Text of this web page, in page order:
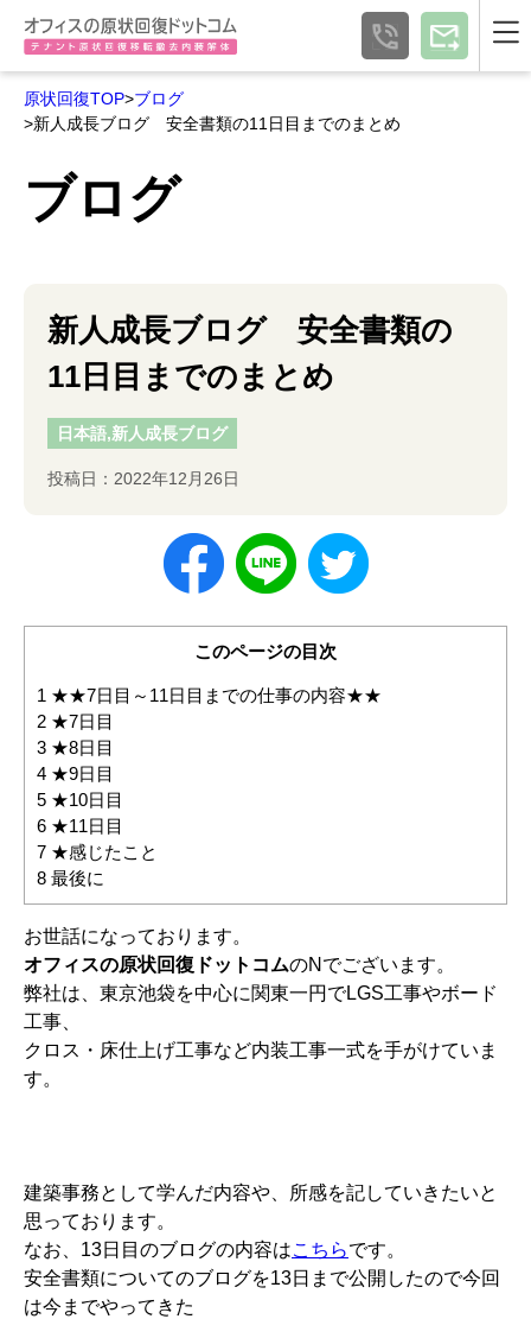
原状回復TOP>ブログ
>新人成長ブログ 安全書類の11日目までのまとめ
ブログ
新人成長ブログ 安全書類の
11日目までのまとめ
日本語,新人成長ブログ
投稿日：2022年12月26日
このページの目次
1 ★★7日目～11日目までの仕事の内容★★
2 ★7日目
3 ★8日目
4 ★9日目
5 ★10日目
6 ★11日目
7 ★感じたこと
8 最後に
お世話になっております。
オフィスの原状回復ドットコムのNでございます。
弊社は、東京池袋を中心に関東一円でLGS工事やボード
工事、
クロス・床仕上げ工事など内装工事一式を手がけていま
す。
建築事務として学んだ内容や、所感を記していきたいと
思っております。
なお、13日目のブログの内容はこちらです。
安全書類についてのブログを13日まで公開したので今回
は今までやってきた